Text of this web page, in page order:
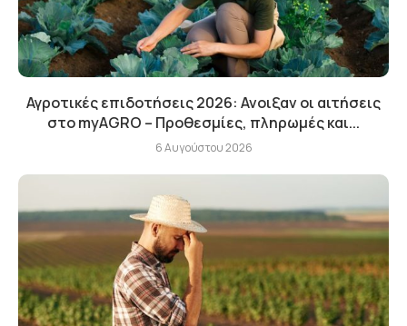
Αγροτικές επιδοτήσεις 2026: Ανοιξαν οι αιτήσεις
στο myAGRO – Προθεσμίες, πληρωμές και...
6 Αυγούστου 2026